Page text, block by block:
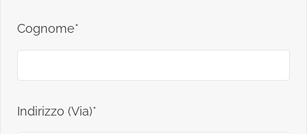
Cognome*
Indirizzo (Via)*